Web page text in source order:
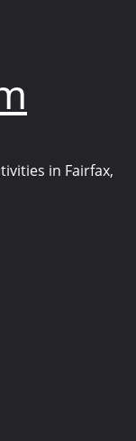
in Fairfax,